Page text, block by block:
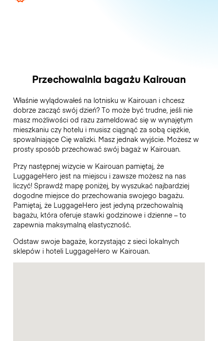
Przechowalnia bagażu Kairouan
Właśnie wylądowałeś na lotnisku w Kairouan i chcesz
dobrze zacząć swój dzień? To może być trudne, jeśli nie
masz możliwości od razu zameldować się w wynajętym
mieszkaniu czy hotelu i musisz ciągnąć za sobą ciężkie,
spowalniające Cię walizki. Masz jednak wyjście. Możesz w
prosty sposób przechować swój bagaż w Kairouan.
Przy następnej wizycie w Kairouan pamiętaj, że
LuggageHero jest na miejscu i zawsze możesz na nas
liczyć! Sprawdź mapę poniżej, by wyszukać najbardziej
dogodne miejsce do przechowania swojego bagażu.
Pamiętaj, że LuggageHero jest jedyną przechowalnią
bagażu, która oferuje stawki godzinowe i dzienne – to
zapewnia maksymalną elastyczność.
Odstaw swoje bagaże, korzystając z sieci lokalnych
sklepów i hoteli LuggageHero w Kairouan.